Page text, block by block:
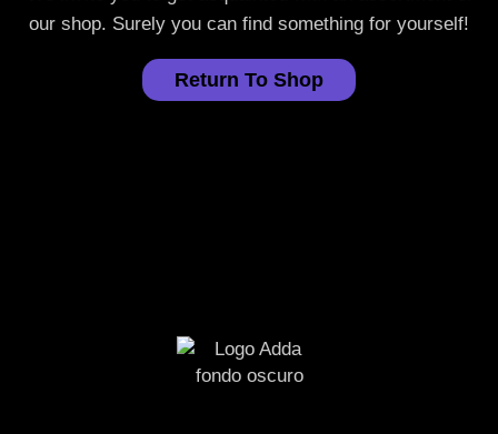
our shop. Surely you can find something for yourself!
Return To Shop